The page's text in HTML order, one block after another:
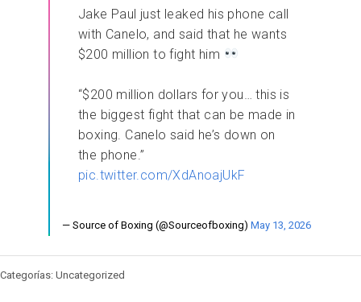
Jake Paul just leaked his phone call
with Canelo, and said that he wants
$200 million to fight him
“$200 million dollars for you… this is
the biggest fight that can be made in
boxing. Canelo said he’s down on
the phone.”
pic.twitter.com/XdAnoajUkF
— Source of Boxing (@Sourceofboxing) May 13, 2026
Categorías: Uncategorized